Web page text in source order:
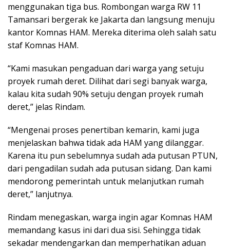
menggunakan tiga bus. Rombongan warga RW 11
Tamansari bergerak ke Jakarta dan langsung menuju
kantor Komnas HAM. Mereka diterima oleh salah satu
staf Komnas HAM.
“Kami masukan pengaduan dari warga yang setuju
proyek rumah deret. Dilihat dari segi banyak warga,
kalau kita sudah 90% setuju dengan proyek rumah
deret,” jelas Rindam.
“Mengenai proses penertiban kemarin, kami juga
menjelaskan bahwa tidak ada HAM yang dilanggar.
Karena itu pun sebelumnya sudah ada putusan PTUN,
dari pengadilan sudah ada putusan sidang. Dan kami
mendorong pemerintah untuk melanjutkan rumah
deret,” lanjutnya.
Rindam menegaskan, warga ingin agar Komnas HAM
memandang kasus ini dari dua sisi. Sehingga tidak
sekadar mendengarkan dan memperhatikan aduan